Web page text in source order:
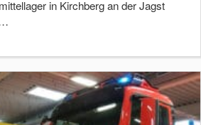
in Kirchberg an der Jagst